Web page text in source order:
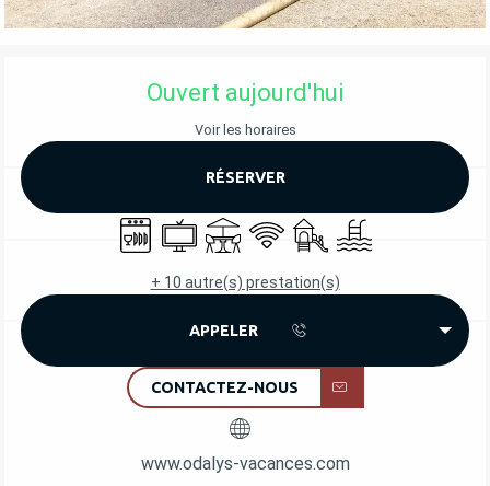
OUVERTURE ET COORDONNÉES
Ouvert aujourd'hui
Voir les horaires
RÉSERVER
Lave vaisselle
TélévisionTerrasse
WiFi Jeux pour enfants /
Piscine
+ 10 autre(s) prestation(s)
APPELER
CONTACTEZ-NOUS
www.odalys-vacances.com